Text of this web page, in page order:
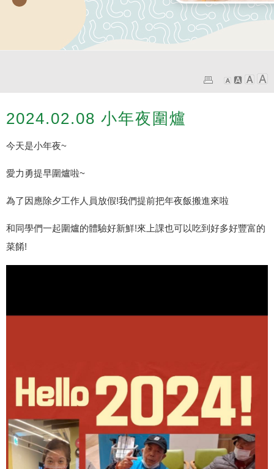
2024.02.08 小年夜圍爐
今天是小年夜~
愛力勇提早圍爐啦~
為了因應除夕工作人員放假!我們提前把年夜飯搬進來啦
和同學們一起圍爐的體驗好新鮮!來上課也可以吃到好多好豐富的
菜餚!